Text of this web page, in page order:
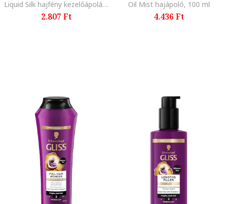
Liquid Silk hajfény kezelőápolás, 100 ml
2.807 Ft
Oil Mist hajápoló, 100 ml
4.436 Ft